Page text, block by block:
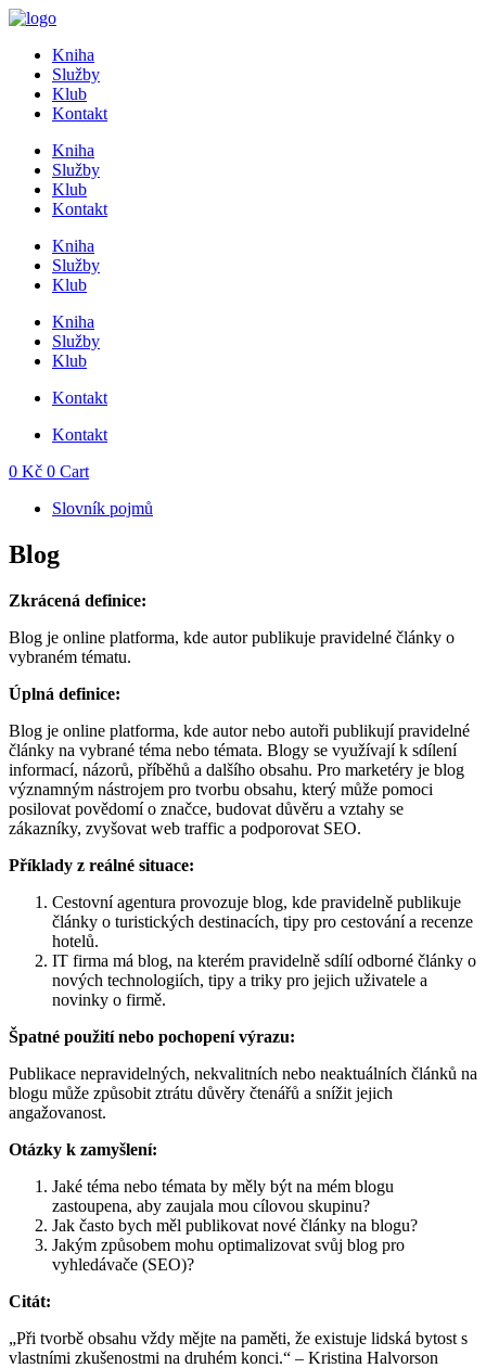
Přejít
obsahuKniha
Služby
Klub
Kontakt
Kniha
Služby
Klub
Kontakt
Kniha
Služby
Klub
Kniha
Služby
Klub
Kontakt
Kontakt
0 Kč 0 Cart
Slovník pojmů
Blog
Zkrácená definice:
Blog je online platforma, kde autor publikuje pravidelné články o
vybraném tématu.
Úplná definice:
Blog je online platforma, kde autor nebo autoři publikují pravidelné
články na vybrané téma nebo témata. Blogy se využívají k sdílení
informací, názorů, příběhů a dalšího obsahu. Pro marketéry je blog
významným nástrojem pro tvorbu obsahu, který může pomoci
posilovat povědomí o značce, budovat důvěru a vztahy se
zákazníky, zvyšovat web traffic a podporovat SEO.
Příklady z reálné situace:
Cestovní agentura provozuje blog, kde pravidelně publikuje
články o turistických destinacích, tipy pro cestování a recenze
hotelů.
IT firma má blog, na kterém pravidelně sdílí odborné články o
nových technologiích, tipy a triky pro jejich uživatele a
novinky o firmě.
Špatné použití nebo pochopení výrazu:
Publikace nepravidelných, nekvalitních nebo neaktuálních článků na
blogu může způsobit ztrátu důvěry čtenářů a snížit jejich
angažovanost.
Otázky k zamyšlení:
Jaké téma nebo témata by měly být na mém blogu
zastoupena, aby zaujala mou cílovou skupinu?
Jak často bych měl publikovat nové články na blogu?
Jakým způsobem mohu optimalizovat svůj blog pro
vyhledávače (SEO)?
Citát:
„Při tvorbě obsahu vždy mějte na paměti, že existuje lidská bytost s
vlastními zkušenostmi na druhém konci.“ – Kristina Halvorson